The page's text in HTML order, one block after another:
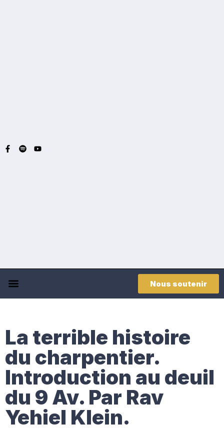
Nous soutenir
La terrible histoire
du charpentier.
Introduction au deuil
du 9 Av. Par Rav
Yehiel Klein.